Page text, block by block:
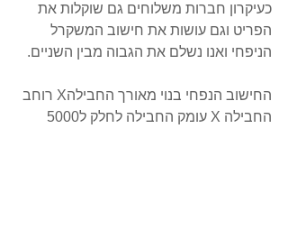
כעיקרון חברות משלוחים גם שוקלות את
הפריט וגם עושות את חישוב המשקרל
הניפחי ואנו נשלם את הגבוה מבין השניים.
החישוב הנפחי בנוי מאורך החבילהX רוחב
החבילה X עומק החבילה לחלק ל5000